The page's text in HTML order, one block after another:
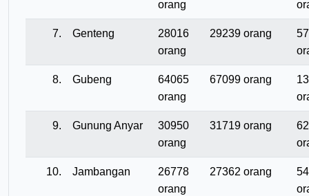
orang
7. Genteng
28016
orang
29239 orang
8. Gubeng
64065
orang
67099 orang
9. Gunung Anyar
30950
orang
31719 orang
10. Jambangan
26778
orang
27362 orang